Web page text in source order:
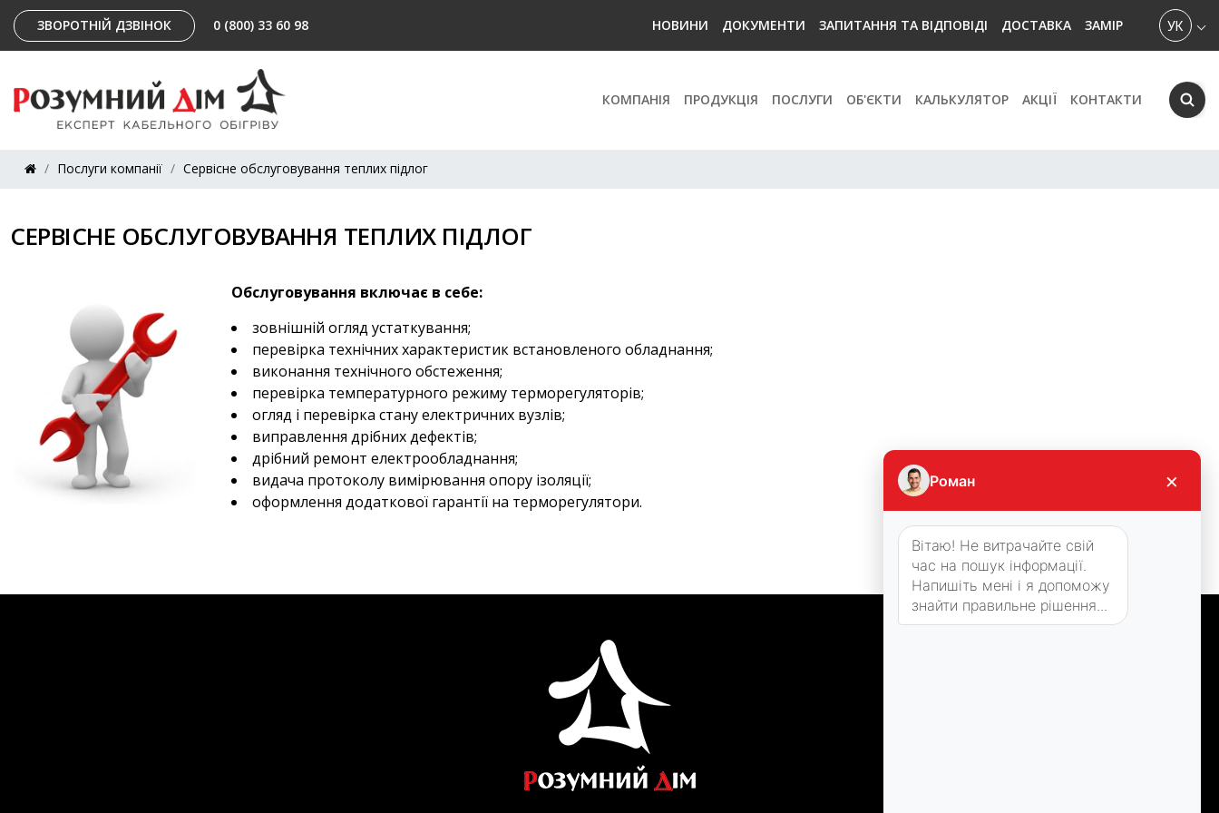
ЗВОРОТНІЙ ДЗВІНОК 0 (800) 33 60 98 НОВИНИ ДОКУМЕНТИ ЗАПИТАННЯ ТА ВІДПОВІДІ ДОСТАВКА ЗАМІР
КОМПАНІЯ ПРОДУКЦІЯ ПОСЛУГИ ОБ'ЄКТИ КАЛЬКУЛЯТОР АКЦІЇ КОНТАКТИ
Послуги компанії Сервісне обслуговування теплих підлог
СЕРВІСНЕ ОБСЛУГОВУВАННЯ ТЕПЛИХ ПІДЛОГ
Обслуговування включає в себе:
зовнішній огляд устаткування;
перевірка технічних характеристик встановленого обладнання;
виконання технічного обстеження;
перевірка температурного режиму терморегуляторів;
огляд і перевірка стану електричних вузлів;
виправлення дрібних дефектів;
дрібний ремонт електрообладнання;
видача протоколу вимірювання опору ізоляції;
оформлення додаткової гарантії на терморегулятори.
Роман ×
Вітаю! Не витрачайте свій
час на пошук інформації.
Напишіть мені і я допоможу
знайти правильне рішення...